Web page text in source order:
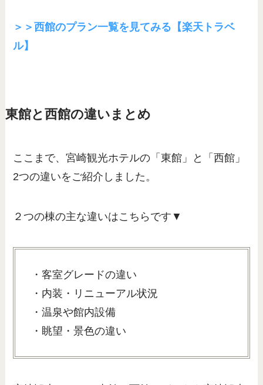
＞＞西館のプラン一覧を見てみる【楽天トラベ
ル】
東館と西館の違いまとめ
ここまで、宮崎観光ホテルの「東館」と「西館」
2つの違いをご紹介しました。
２つの棟の主な違いはこちらです▼
・客室グレードの違い
・内装・リニューアル状況
・温泉や館内設備
・眺望・景色の違い